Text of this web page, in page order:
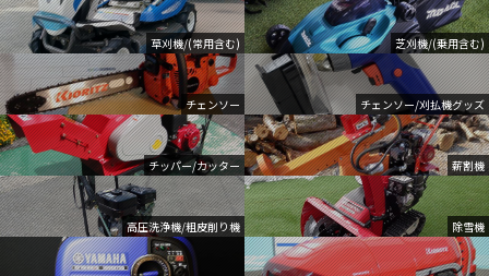
草刈機/(常用含む) 芝刈機/(乗用含む)
チェンソー チェンソー/刈払機グッズ
チッパー/カッター 薪割機
高圧洗浄機/粗皮削り機 除雪機